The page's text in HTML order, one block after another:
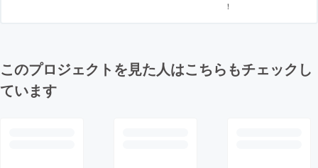
！
このプロジェクトを見た人はこちらもチェックし
ています